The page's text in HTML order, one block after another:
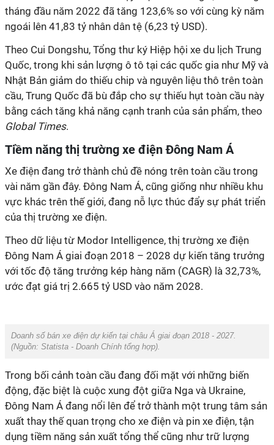
tháng đầu năm 2022 đã tăng 123,6% so với cùng kỳ năm
ngoái lên 41,83 tỷ nhân dân tệ (6,23 tỷ USD).
Theo Cui Dongshu, Tổng thư ký Hiệp hội xe du lịch Trung
Quốc, trong khi sản lượng ô tô tại các quốc gia như Mỹ và
Nhật Bản giảm do thiếu chip và nguyên liệu thô trên toàn
cầu, Trung Quốc đã bù đắp cho sự thiếu hụt toàn cầu này
bằng cách tăng khả năng cạnh tranh của sản phẩm, theo
Global Times.
Tiềm năng thị trường xe điện Đông Nam Á
Xe điện đang trở thành chủ đề nóng trên toàn cầu trong
vài năm gần đây. Đông Nam Á, cũng giống như nhiều khu
vực khác trên thế giới, đang nỗ lực thúc đẩy sự phát triển
của thị trường xe điện.
Theo dữ liệu từ Modor Intelligence, thị trường xe điện
Đông Nam Á giai đoạn 2018 – 2028 dự kiến tăng trưởng
với tốc độ tăng trưởng kép hàng năm (CAGR) là 32,73%,
ước đạt giá trị 2.665 tỷ USD vào năm 2028.
Doanh số bán xe điện dự kiến tại châu Á giai đoạn 2018 - 2027.
(Nguồn: Statista - Doanh Chính tổng hợp).
Trong bối cảnh toàn cầu đang đối mặt với những biến
động, đặc biệt là cuộc xung đột giữa Nga và Ukraine,
Đông Nam Á đang nổi lên để trở thành một trung tâm sản
xuất thay thế quan trọng cho xe điện và pin xe điện, tận
dụng tiềm năng sản xuất tổng thể cũng như trữ lượng